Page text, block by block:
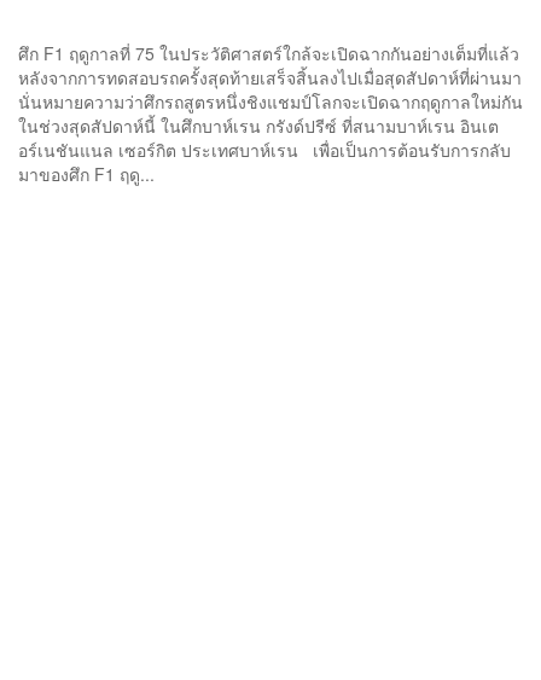
ศึก F1 ฤดูกาลที่ 75 ในประวัติศาสตร์ใกล้จะเปิดฉากกันอย่างเต็มที่แล้ว
หลังจากการทดสอบรถครั้งสุดท้ายเสร็จสิ้นลงไปเมื่อสุดสัปดาห์ที่ผ่านมา
นั่นหมายความว่าศึกรถสูตรหนึ่งชิงแชมป์โลกจะเปิดฉากฤดูกาลใหม่กัน
ในช่วงสุดสัปดาห์นี้ ในศึกบาห์เรน กรังด์ปรีซ์ ที่สนามบาห์เรน อินเต
อร์เนชันแนล เซอร์กิต ประเทศบาห์เรน เพื่อเป็นการต้อนรับการกลับ
มาของศึก F1 ฤดู...